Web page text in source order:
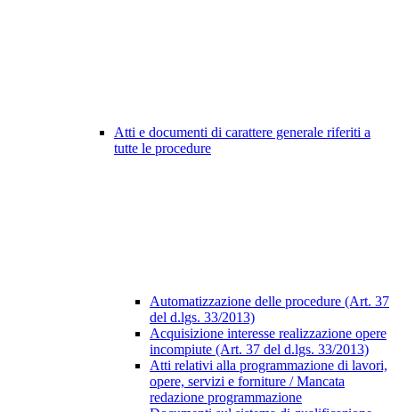
Atti e documenti di carattere generale riferiti a
tutte le procedure
Automatizzazione delle procedure (Art. 37
del d.lgs. 33/2013)
Acquisizione interesse realizzazione opere
incompiute (Art. 37 del d.lgs. 33/2013)
Atti relativi alla programmazione di lavori,
opere, servizi e forniture / Mancata
redazione programmazione